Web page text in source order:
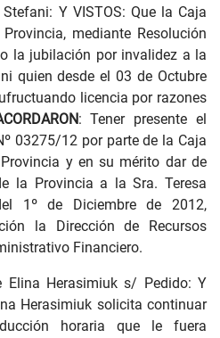
Y VISTOS: Que la Caja
mediante Resolución
la jubilación por invalidez a la
quien desde el 03 de Octubre
licencia por razones
: Tener presente el
03275/12 por parte de la Caja
y en su mérito dar de
la Provincia a la Sra. Teresa
1º de Diciembre de 2012,
la Dirección de Recursos
Financiero.
Elina Herasimiuk s/ Pedido: Y
Herasimiuk solicita continuar
horaria que le fuera